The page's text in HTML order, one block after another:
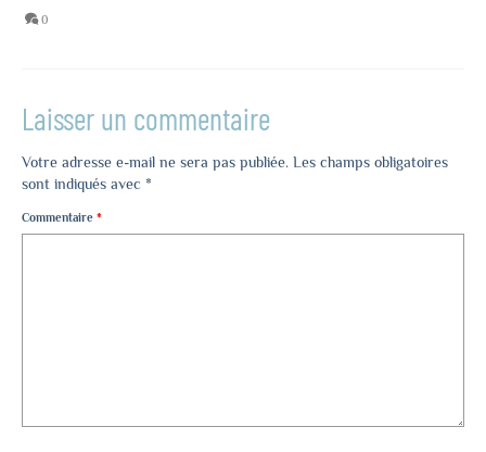
0
Laisser un commentaire
Votre adresse e-mail ne sera pas publiée. Les champs obligatoires
sont indiqués avec *
Commentaire *